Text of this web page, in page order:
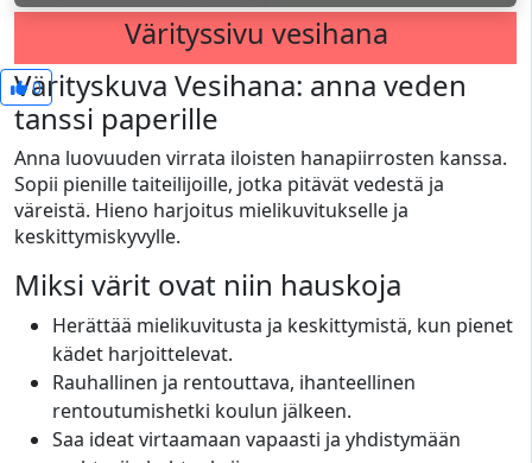
Värityssivu vesihana
0
Värityskuva Vesihana: anna veden
tanssi paperille
Anna luovuuden virrata iloisten hanapiirrosten kanssa.
Sopii pienille taiteilijoille, jotka pitävät vedestä ja
väreistä. Hieno harjoitus mielikuvitukselle ja
keskittymiskyvylle.
Miksi värit ovat niin hauskoja
Herättää mielikuvitusta ja keskittymistä, kun pienet
kädet harjoittelevat.
Rauhallinen ja rentouttava, ihanteellinen
rentoutumishetki koulun jälkeen.
Saa ideat virtaamaan vapaasti ja yhdistymään